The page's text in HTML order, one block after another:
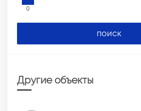
0
ПОИСК
Другие объекты